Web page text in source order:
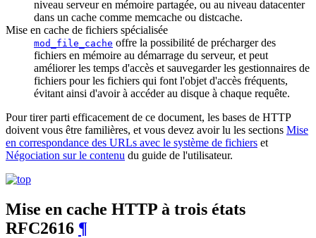
niveau serveur en mémoire partagée, ou au niveau datacenter
dans un cache comme memcache ou distcache.
Mise en cache de fichiers spécialisée
mod_file_cache offre la possibilité de précharger des
fichiers en mémoire au démarrage du serveur, et peut
améliorer les temps d'accès et sauvegarder les gestionnaires de
fichiers pour les fichiers qui font l'objet d'accès fréquents,
évitant ainsi d'avoir à accéder au disque à chaque requête.
Pour tirer parti efficacement de ce document, les bases de HTTP
doivent vous être familières, et vous devez avoir lu les sections Mise
en correspondance des URLs avec le système de fichiers et
Négociation sur le contenu du guide de l'utilisateur.
Mise en cache HTTP à trois états
RFC2616 ¶